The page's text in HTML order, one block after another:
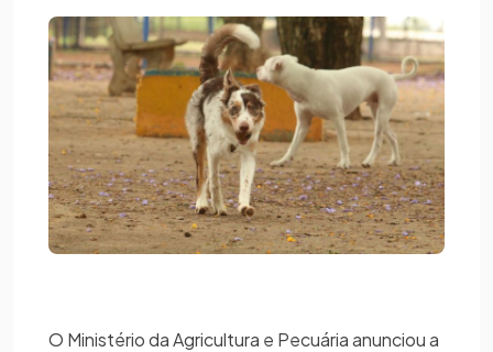
O Ministério da Agricultura e Pecuária anunciou a